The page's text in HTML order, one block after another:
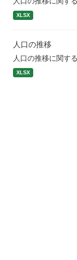
XLSX
人口の推移
人口の推移に関す
XLSX